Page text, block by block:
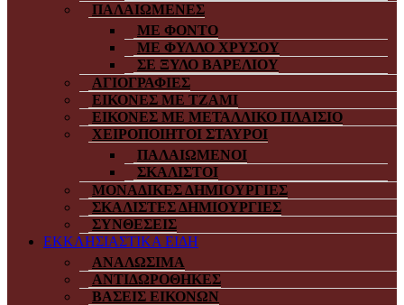
ΠΑΛΑΙΩΜΕΝΕΣ
ΜΕ ΦΟΝΤΟ
ΜΕ ΦΥΛΛΟ ΧΡΥΣΟΥ
ΣΕ ΞΥΛΟ ΒΑΡΕΛΙΟΥ
ΑΓΙΟΓΡΑΦΙΕΣ
ΕΙΚΟΝΕΣ ΜΕ ΤΖΑΜΙ
ΕΙΚΟΝΕΣ ΜΕ ΜΕΤΑΛΛΙΚΟ ΠΛΑΙΣΙΟ
ΧΕΙΡΟΠΟΙΗΤΟΙ ΣΤΑΥΡΟΙ
ΠΑΛΑΙΩΜΕΝΟΙ
ΣΚΑΛΙΣΤΟΙ
ΜΟΝΑΔΙΚΕΣ ΔΗΜΙΟΥΡΓΙΕΣ
ΣΚΑΛΙΣΤΕΣ ΔΗΜΙΟΥΡΓΙΕΣ
ΣΥΝΘΕΣΕΙΣ
ΕΚΚΛΗΣΙΑΣΤΙΚΑ ΕΙΔΗ
ΑΝΑΛΩΣΙΜΑ
ΑΝΤΙΔΩΡΟΘΗΚΕΣ
ΒΑΣΕΙΣ ΕΙΚΟΝΩΝ